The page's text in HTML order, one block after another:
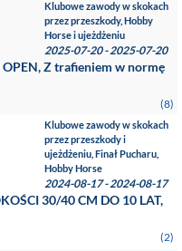
Klubowe zawody w skokach
przez przeszkody, Hobby
Horse i ujeżdżeniu
2025-07-20 - 2025-07-20
Z trafieniem w normę
(8)
Klubowe zawody w skokach
przez przeszkody i
ujeżdżeniu, Finał Pucharu,
Hobby Horse
2024-08-17 - 2024-08-17
30/40 CM DO 10 LAT,
(2)